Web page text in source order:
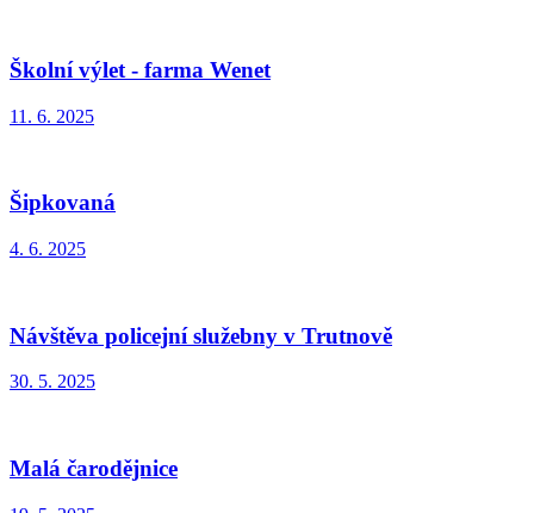
Školní výlet - farma Wenet
11. 6. 2025
Šipkovaná
4. 6. 2025
Návštěva policejní služebny v Trutnově
30. 5. 2025
Malá čarodějnice